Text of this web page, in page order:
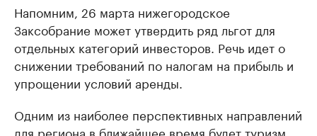
Напомним, 26 марта нижегородское
Заксобрание может утвердить ряд льгот для
отдельных категорий инвесторов. Речь идет о
снижении требований по налогам на прибыль и
упрощении условий аренды.
Одним из наиболее перспективных направлений
для региона в ближайшее время будет туризм,